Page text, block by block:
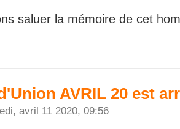
saluer la mémoire de cet
AVRIL 20 est
avril 11 2020, 09:56